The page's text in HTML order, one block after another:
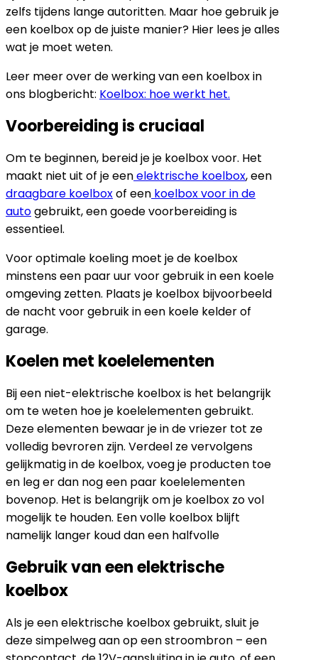
zelfs tijdens lange autoritten. Maar hoe gebruik je
een koelbox op de juiste manier? Hier lees je alles
wat je moet weten.
Leer meer over de werking van een koelbox in
ons blogbericht: Koelbox: hoe werkt het.
Voorbereiding is cruciaal
Om te beginnen, bereid je je koelbox voor. Het
maakt niet uit of je eenelektrische koelbox, een
draagbare koelboxof een koelbox voor in de
autogebruikt, een goede voorbereiding is
essentieel.
Voor optimale koeling moet je de koelbox
minstens een paar uur voor gebruik in een koele
omgeving zetten. Plaats je koelbox bijvoorbeeld
de nacht voor gebruik in een koele kelder of
garage.
Koelen met koelelementen
Bij een niet-elektrische koelbox is het belangrijk
om te weten hoe je koelelementen gebruikt.
Deze elementen bewaar je in de vriezer tot ze
volledig bevroren zijn. Verdeel ze vervolgens
gelijkmatig in de koelbox, voeg je producten toe
en leg er dan nog een paar koelelementen
bovenop. Het is belangrijk om je koelbox zo vol
mogelijk te houden. Een volle koelbox blijft
namelijk langer koud dan een halfvolle
Gebruik van een elektrische
koelbox
Als je een elektrische koelbox gebruikt, sluit je
deze simpelweg aan op een stroombron – een